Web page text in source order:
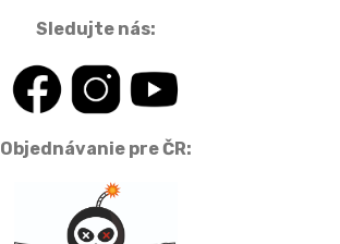
Sledujte nás:
Objednávanie pre ČR: